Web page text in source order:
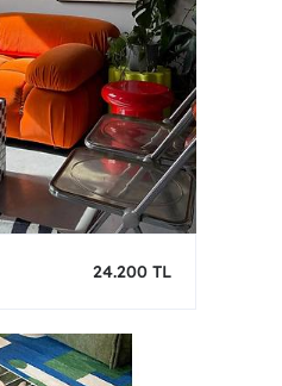
24.200 TL